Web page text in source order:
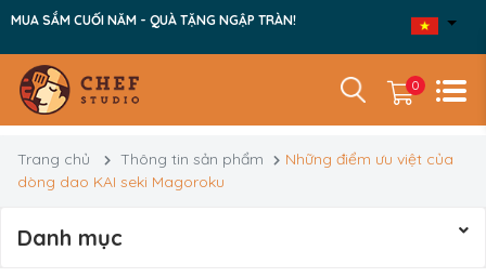
MUA SẮM CUỐI NĂM - QUÀ TẶNG NGẬP TRÀN!
0
Trang chủ Thông tin sản phẩm
Những điểm ưu việt của
dòng dao KAI seki Magoroku
Danh mục